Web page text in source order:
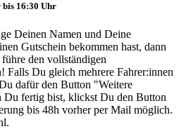
bis 16:30 Uhr
Deinen Namen und Deine
Gutschein bekommen hast, dann
den vollständigen
Falls Du gleich mehrere Fahrer:innen
dafür den Button "Weitere
Du fertig bist, klickst Du den Button
bis 48h vorher per Mail möglich.